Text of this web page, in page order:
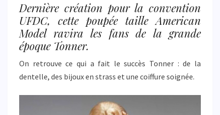
Dernière création pour la convention
UFDC, cette poupée taille American
Model ravira les fans de la grande
époque Tonner.
On retrouve ce qui a fait le succès Tonner : de la
dentelle, des bijoux en strass et une coiffure soignée.